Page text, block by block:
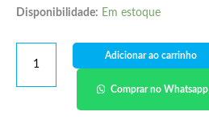
Disponibilidade: Em estoque
Adicionar ao carrinho
Comprar no Whatsapp